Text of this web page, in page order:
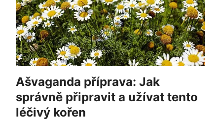
Ašvaganda příprava: Jak
správně připravit a užívat tento
léčivý kořen